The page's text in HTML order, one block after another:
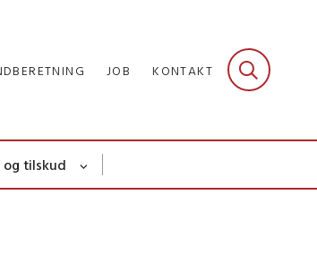
JOB KONTAKT
og tilskud